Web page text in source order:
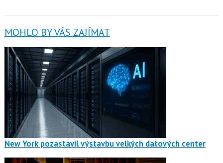
MOHLO BY VÁS ZAJÍMAT
New York pozastavil výstavbu velkých datových center